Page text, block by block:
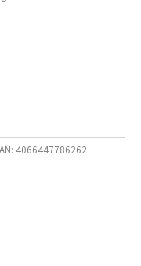
4066447786262